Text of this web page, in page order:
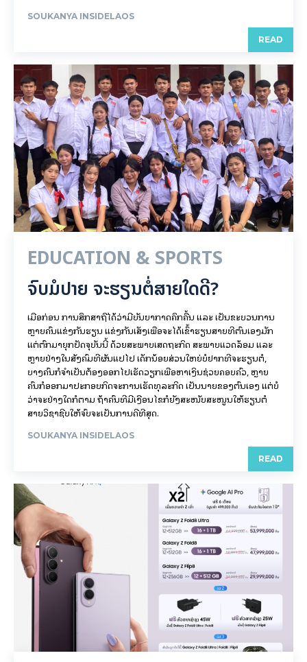
SOUKANYA INSIDELAOS
READ
EDUCATION & SPORTS
ຈົບມໍປາຍ ຈະຮຽນຕໍ່ສາຍໃດດີ?
ເມື່ອກ່ອນ ການສຶກສາຖືໄດ້ວ່າມີບັນຍາກາດຄຶກຄື້ນ ແລະ ເປັນຂະບວນການ
ຫຼາຍຄົນແຂ່ງກັນຮຽນ ແຂ່ງກັນເສັງເພື່ອຈະໄດ້ເຂົ້າຮຽນສາຍທີ່ຕົນເອງມັກ
ແຕ່ຕົກມາຍຸກປັດຈຸບັນນີ້ ດ້ວຍສະພາບເສດຖະກິດ ສະພາບແວດລ້ອມ ແລະ
ຫຼາຍຢ່າງໃນສັງຄົມທີ່ຜັນແປໄປ ເດັກນ້ອຍສ່ວນໃຫຍ່ບໍ່ຢາກທີ່ຈະຮຽນຕໍ່,
ບາງຄົນກໍຈຳເປັນຕ້ອງອອກໄປເຮັດວຽກເພື່ອຫາເງິນຊ່ວຍຄອບຄົວ, ຫຼາຍ
ຄົນກໍອອກມາປະກອບກິດຈະການເຮັດທຸລະກິດ ເປັນນາຍຂອງຕົນເອງ ແຕ່ບໍ່
ວ່າຈະຢ່າງໃດກໍຕາມ ຖ້າຄົນທີ່ມີເງືອນໄຂກໍຍັງສະໜັບສະໜູນໃຫ້ຮຽນຕໍ່
ສາຍວິຊາຊີບໃຫ້ຈົບຈະເປັນການດີທີ່ສຸດ.
SOUKANYA INSIDELAOS
READ